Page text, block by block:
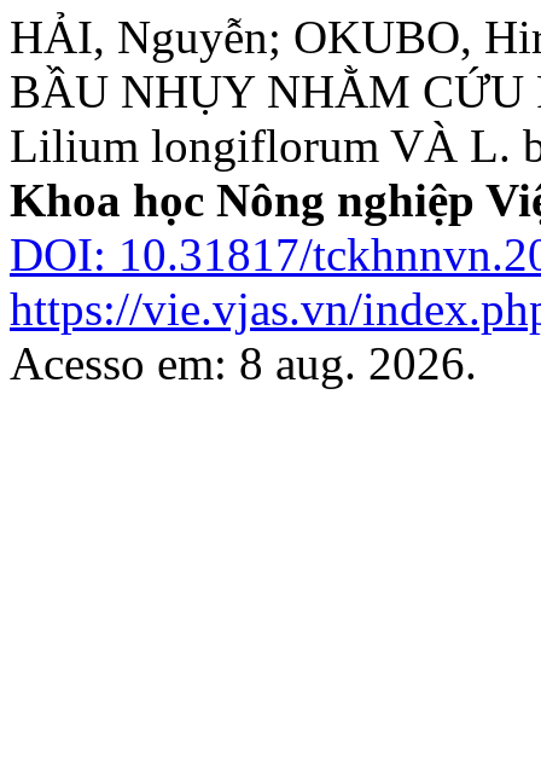
HẢI, Nguyễn; OKUBO,
BẦU NHỤY NHẰM
Lilium longiflorum VÀ L.
Khoa học Nông nghiệp
DOI: 10.31817/
https://vie.vjas.vn/
Acesso em: 8 aug. 2026.